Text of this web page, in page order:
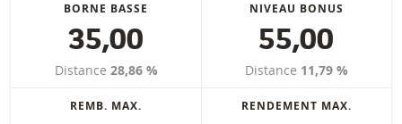
BORNE BASSE
35,00
Distance 28,86 %
NIVEAU BONUS
55,00
Distance 11,79 %
REMB. MAX. RENDEMENT MAX.